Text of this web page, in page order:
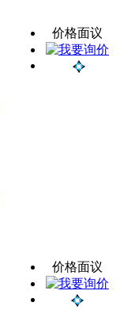
价格面议
价格面议